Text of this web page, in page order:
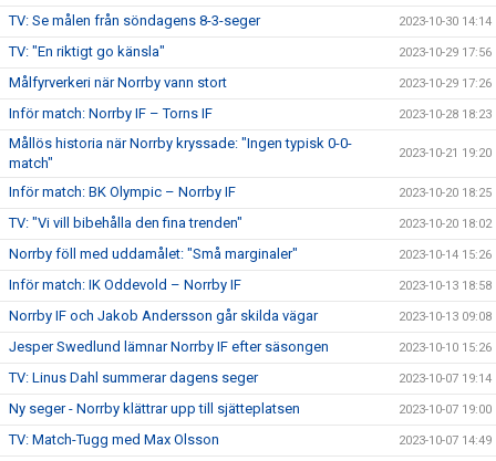
TV: Se målen från söndagens 8-3-seger 2023-10-30 14:14
TV: "En riktigt go känsla" 2023-10-29 17:56
Målfyrverkeri när Norrby vann stort 2023-10-29 17:26
Inför match: Norrby IF – Torns IF 2023-10-28 18:23
Mållös historia när Norrby kryssade: "Ingen typisk 0-0-
match"
2023-10-21 19:20
Inför match: BK Olympic – Norrby IF 2023-10-20 18:25
TV: "Vi vill bibehålla den fina trenden" 2023-10-20 18:02
Norrby föll med uddamålet: "Små marginaler" 2023-10-14 15:26
Inför match: IK Oddevold – Norrby IF 2023-10-13 18:58
Norrby IF och Jakob Andersson går skilda vägar 2023-10-13 09:08
Jesper Swedlund lämnar Norrby IF efter säsongen 2023-10-10 15:26
TV: Linus Dahl summerar dagens seger 2023-10-07 19:14
Ny seger - Norrby klättrar upp till sjätteplatsen 2023-10-07 19:00
TV: Match-Tugg med Max Olsson 2023-10-07 14:49